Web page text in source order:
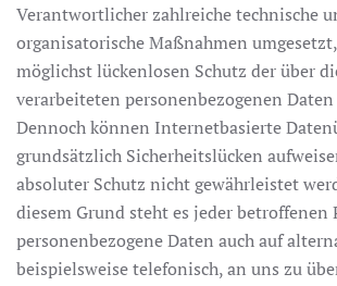
Verantwortlicher zahlreiche technische
organisatorische Maßnahmen
möglichst lückenlosen Schutz der über
verarbeiteten personenbezogenen
Dennoch können Internetbasierte
grundsätzlich Sicherheitslücken
absoluter Schutz nicht gewährleistet
diesem Grund steht es jeder betroffenen
personenbezogene Daten auch auf
beispielsweise telefonisch, an uns zu